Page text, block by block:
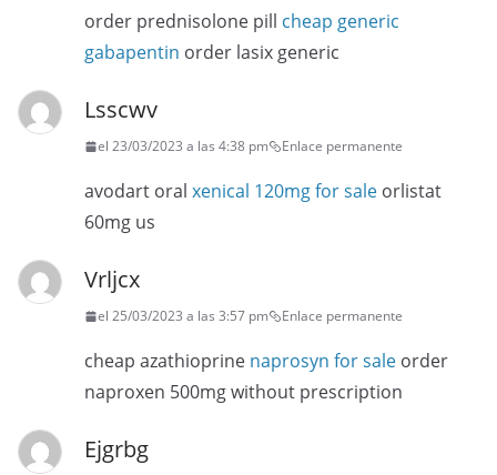
order prednisolone pill cheap generic
gabapentin order lasix generic
Lsscwv
el 23/03/2023 a las 4:38 pm Enlace permanente
avodart oral xenical 120mg for sale orlistat
60mg us
Vrljcx
el 25/03/2023 a las 3:57 pm Enlace permanente
cheap azathioprine naprosyn for sale order
naproxen 500mg without prescription
Ejgrbg